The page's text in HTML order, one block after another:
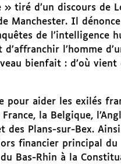
tiré d’un discours de
Manchester. Il
de l’intelligence
l’homme
bienfait : d’où vient
pour aider les exilés
la Belgique,
Plans-sur-Bex.
financier principal du
Bas-Rhin à la